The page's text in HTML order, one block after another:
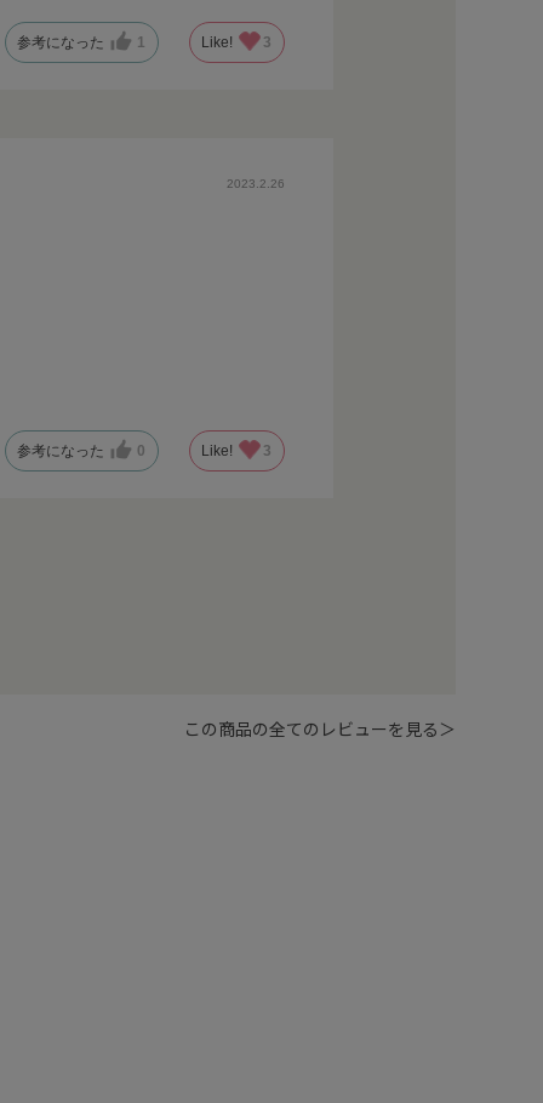
参考になった 1 Like! 3
2023.2.26
参考になった 0 Like! 3
この商品の全てのレビューを見る＞